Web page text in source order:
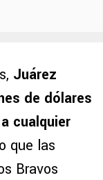
Juárez
de dólares
a cualquier
que las
Bravos